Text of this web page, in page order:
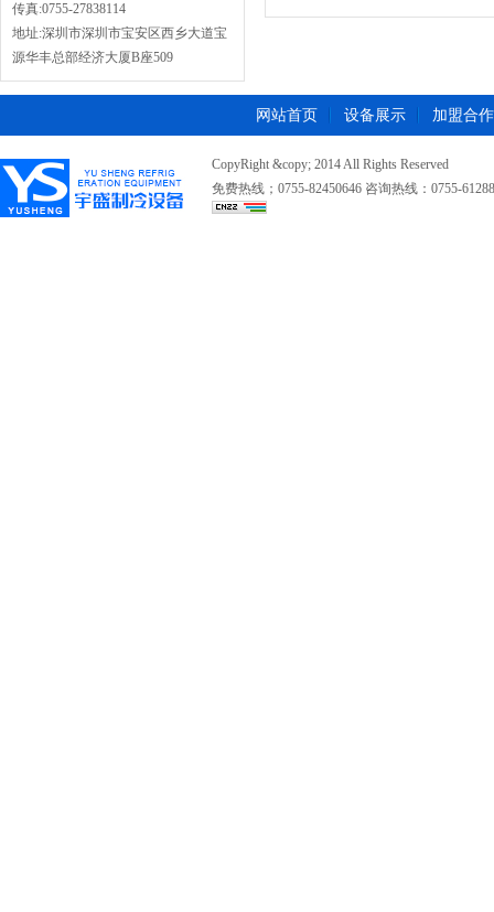
传真:0755-27838114
地址:深圳市深圳市宝安区西乡大道宝
源华丰总部经济大厦B座509
网站首页 设备展示 加盟合作
CopyRight &copy; 2014 All Rights Reserved
免费热线；0755-82450646 咨询热线：0755-